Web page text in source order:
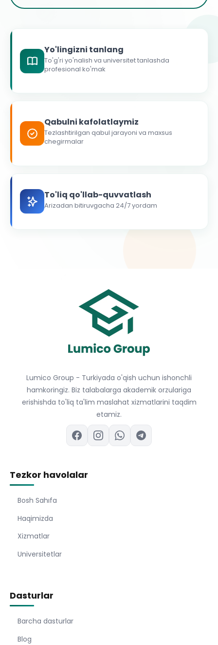
Yo'lingizni tanlang
To'g'ri yo'nalish va universitet tanlashda
profesional ko'mak
Qabulni kafolatlaymiz
Tezlashtirilgan qabul jarayoni va maxsus
chegirmalar
To'liq qo'llab-quvvatlash
Arizadan bitiruvgacha 24/7 yordam
Lumico Group - Turkiyada o'qish uchun ishonchli
hamkoringiz. Biz talabalarga akademik orzulariga
erishishda to'liq ta'lim maslahat xizmatlarini taqdim
etamiz.
Tezkor havolalar
Bosh Sahıfa
Haqimizda
Xizmatlar
Universitetlar
Dasturlar
Barcha dasturlar
Blog